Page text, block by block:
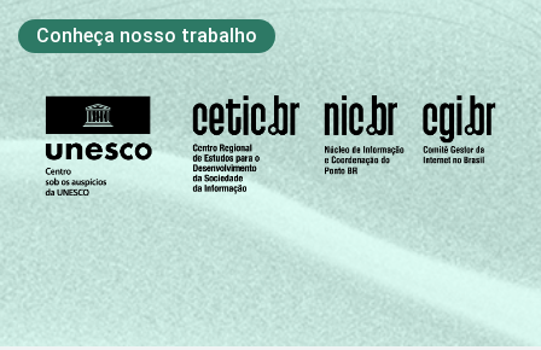
Conheça nosso trabalho